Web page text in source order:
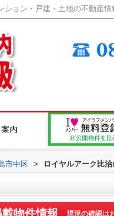
ョン・戸建・土地の不動産
市中区 > ロイヤルアーク比
物件情報 現況の確認は